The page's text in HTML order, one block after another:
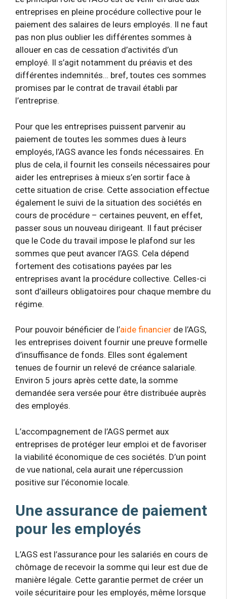
entreprises en pleine procédure collective pour le
paiement des salaires de leurs employés. Il ne faut
pas non plus oublier les différentes sommes à
allouer en cas de cessation d’activités d’un
employé. Il s’agit notamment du préavis et des
différentes indemnités… bref, toutes ces sommes
promises par le contrat de travail établi par
l’entreprise.
Pour que les entreprises puissent parvenir au
paiement de toutes les sommes dues à leurs
employés, l’AGS avance les fonds nécessaires. En
plus de cela, il fournit les conseils nécessaires pour
aider les entreprises à mieux s’en sortir face à
cette situation de crise. Cette association effectue
également le suivi de la situation des sociétés en
cours de procédure – certaines peuvent, en effet,
passer sous un nouveau dirigeant. Il faut préciser
que le Code du travail impose le plafond sur les
sommes que peut avancer l’AGS. Cela dépend
fortement des cotisations payées par les
entreprises avant la procédure collective. Celles-ci
sont d’ailleurs obligatoires pour chaque membre du
régime.
Pour pouvoir bénéficier de l’aide financier de l’AGS,
les entreprises doivent fournir une preuve formelle
d’insuffisance de fonds. Elles sont également
tenues de fournir un relevé de créance salariale.
Environ 5 jours après cette date, la somme
demandée sera versée pour être distribuée auprès
des employés.
L’accompagnement de l’AGS permet aux
entreprises de protéger leur emploi et de favoriser
la viabilité économique de ces sociétés. D’un point
de vue national, cela aurait une répercussion
positive sur l’économie locale.
Une assurance de paiement
pour les employés
L’AGS est l’assurance pour les salariés en cours de
chômage de recevoir la somme qui leur est due de
manière légale. Cette garantie permet de créer un
voile sécuritaire pour les employés, même lorsque